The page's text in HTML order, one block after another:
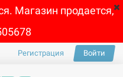
Магазин продается,
Регистрация Войти